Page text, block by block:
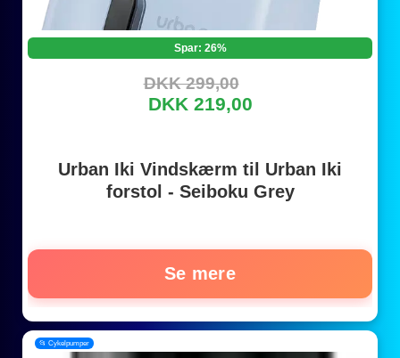
Spar: 26%
DKK 299,00
DKK 219,00
Urban Iki Vindskærm til Urban Iki
forstol - Seiboku Grey
Se mere
📂 Cykelpumper